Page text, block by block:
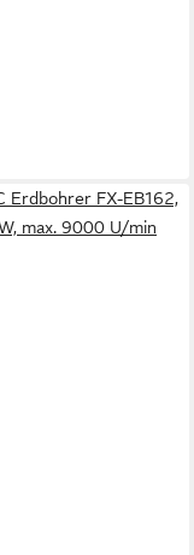
Erdbohrer FX-EB162,
max. 9000 U/min